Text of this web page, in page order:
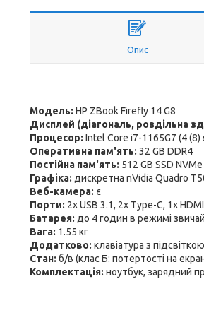
Опис
Модель: HP ZBook Firefly 14 G8
Дисплей (діагональ, роздільна
Процесор: Intel Core i7-1165G7 (4 (8)
Оперативна пам'ять: 32 GB DDR4
Постійна пам'ять: 512 GB SSD NVMe
Графіка: дискретна nVidia Quadro
Веб-камера: є
Порти: 2x USB 3.1, 2x Type-C, 1x
Батарея: до 4 годин в режимі
Вага: 1.55 кг
Додатково: клавіатура з підсвіткою
Стан: б/в (клас Б: потертості на
Комплектація: ноутбук, зарядний